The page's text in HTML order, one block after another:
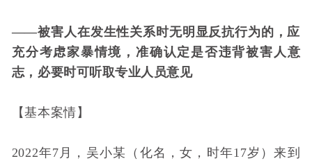
——被害人在发生性关系时无明显反抗行为的，应
充分考虑家暴情境，准确认定是否违背被害人意
志，必要时可听取专业人员意见
【基本案情】
2022年7月，吴小某（化名，女，时年17岁）来到